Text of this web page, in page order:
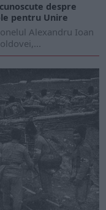
despre
pentru Unire
Alexandru Ioan